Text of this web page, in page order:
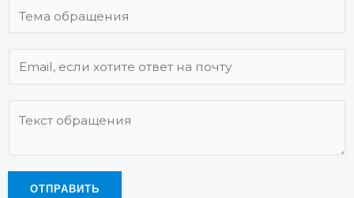
ОТПРАВИТЬ